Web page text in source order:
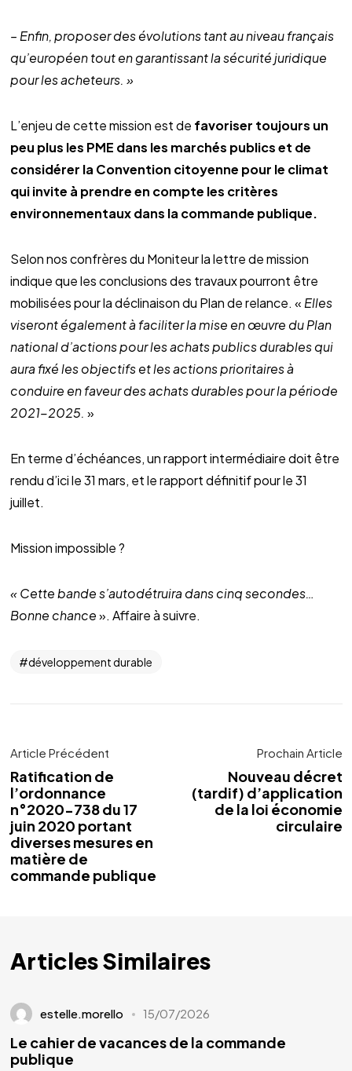
– Enfin, proposer des évolutions tant au niveau français
qu’européen tout en garantissant la sécurité juridique
pour les acheteurs. »
L’enjeu de cette mission est de favoriser toujours un
peu plus les PME dans les marchés publics et de
considérer la Convention citoyenne pour le climat
qui invite à prendre en compte les critères
environnementaux dans la commande publique.
Selon nos confrères du Moniteur la lettre de mission
indique que les conclusions des travaux pourront être
mobilisées pour la déclinaison du Plan de relance. « Elles
viseront également à faciliter la mise en œuvre du Plan
national d’actions pour les achats publics durables qui
aura fixé les objectifs et les actions prioritaires à
conduire en faveur des achats durables pour la période
2021-2025. »
En terme d’échéances, un rapport intermédiaire doit être
rendu d’ici le 31 mars, et le rapport définitif pour le 31
juillet.
Mission impossible ?
« Cette bande s’autodétruira dans cinq secondes…
Bonne chance». Affaire à suivre.
développement durable
Article Précédent
Ratification de
l’ordonnance
n°2020-738 du 17
juin 2020 portant
diverses mesures en
matière de
commande publique
Prochain Article
Nouveau décret
(tardif) d’application
de la loi économie
circulaire
Articles Similaires
estelle.morello 15/07/2026
Le cahier de vacances de la commande
publique